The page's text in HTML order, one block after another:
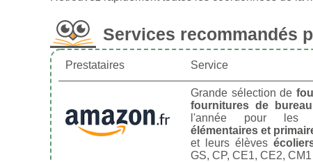
Services recommandés
Prestataires Service
Grande sélection de
fournitures de bureau
l'année pour les
élémentaires et
et leurs élèves
GS, CP, CE1, CE2,